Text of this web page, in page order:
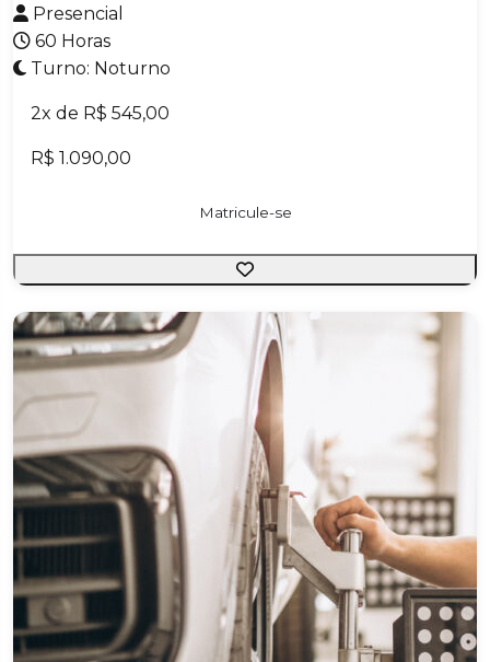
Presencial
60 Horas
Turno: Noturno
2x de R$ 545,00
R$ 1.090,00
Matricule-se